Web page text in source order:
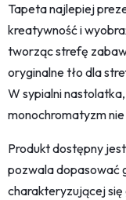
Tapeta najlepiej
kreatywność i
tworząc strefę
oryginalne tło dla
W sypialni
monochromatyzm
Produkt dostępny
pozwala dopasować
charakteryzującej się